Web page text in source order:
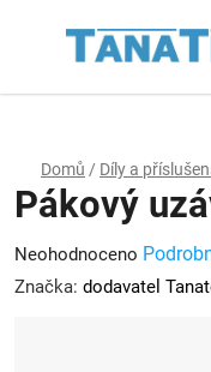
Domů / Díly a
Pákový
Průměrné
hodnocení
Neohodnoceno
Značka: dodavatel